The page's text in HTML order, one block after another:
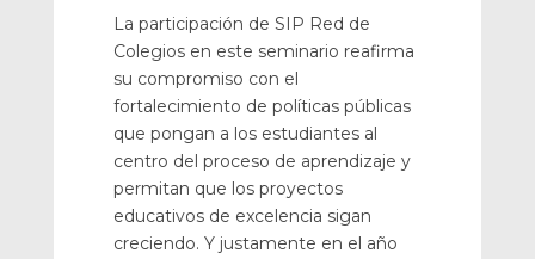
La participación de SIP Red de
Colegios en este seminario reafirma
su compromiso con el
fortalecimiento de políticas públicas
que pongan a los estudiantes al
centro del proceso de aprendizaje y
permitan que los proyectos
educativos de excelencia sigan
creciendo. Y justamente en el año